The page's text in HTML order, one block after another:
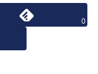
0